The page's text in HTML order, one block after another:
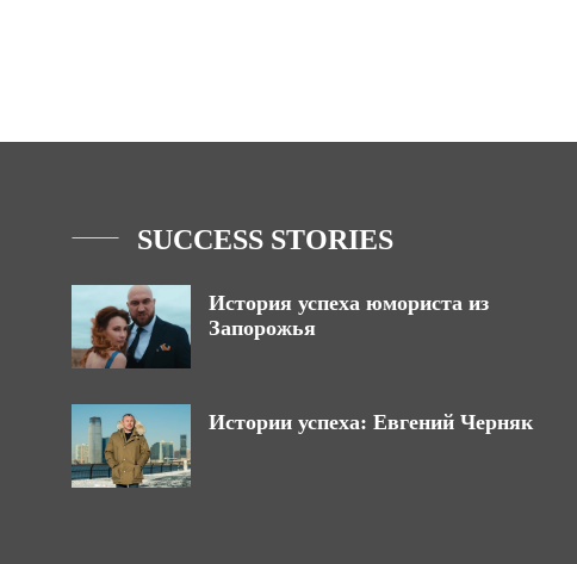
SUCCESS STORIES
История успеха юмориста из
Запорожья
Истории успеха: Евгений Черняк